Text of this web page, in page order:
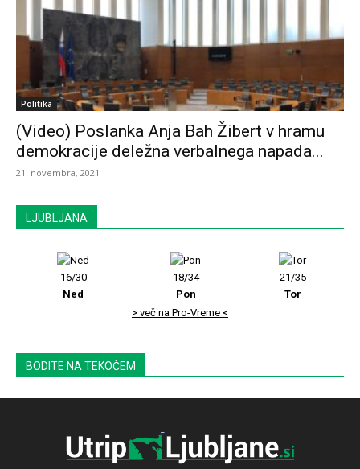
Politika
(Video) Poslanka Anja Bah Žibert v hramu
demokracije deležna verbalnega napada...
21. novembra, 2021
LJUBLJANA
16/30
Ned
18/34
Pon
21/35
Tor
> več na Pro-Vreme <
BODITE NA TEKOČEM